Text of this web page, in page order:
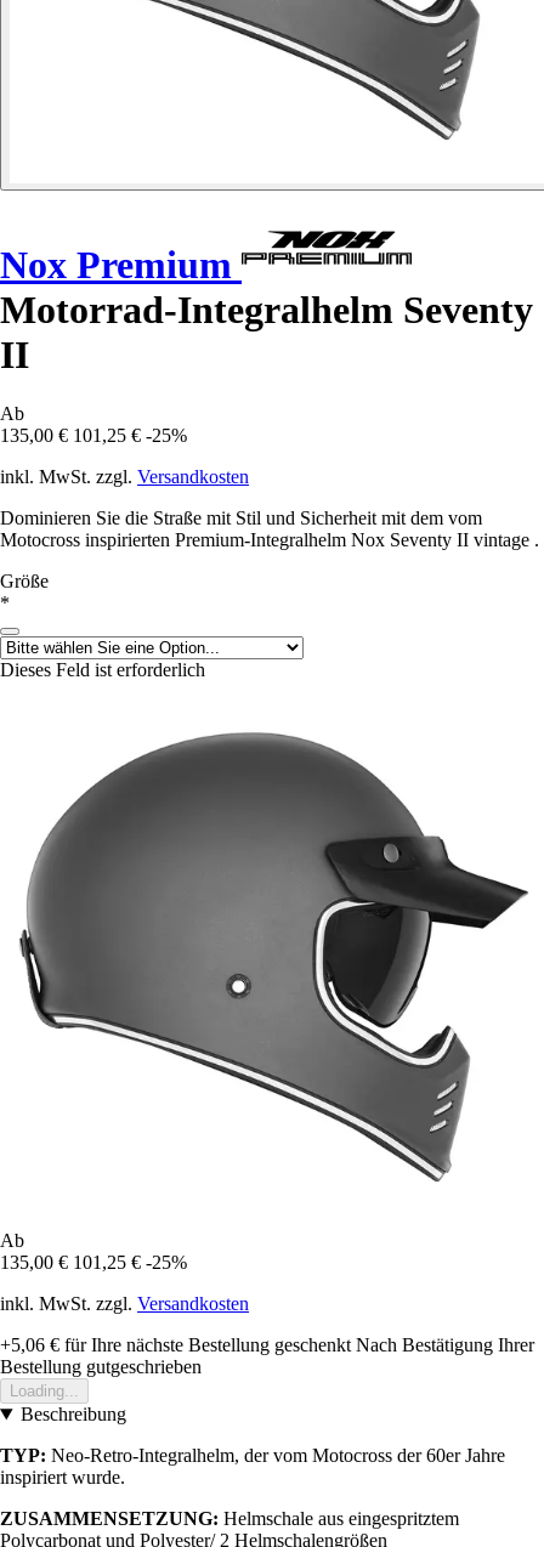
Nox Premium
Motorrad-Integralhelm Seventy
II
Ab
135,00 € 101,25 € -25%
inkl. MwSt. zzgl. Versandkosten
Dominieren Sie die Straße mit Stil und Sicherheit mit dem vom
Motocross inspirierten Premium-Integralhelm Nox Seventy II vintage .
Größe
*
Dieses Feld ist erforderlich
Ab
135,00 € 101,25 € -25%
inkl. MwSt. zzgl. Versandkosten
+5,06 € für Ihre nächste Bestellung geschenkt Nach Bestätigung Ihrer
Bestellung gutgeschrieben
Loading...
Beschreibung
TYP: Neo-Retro-Integralhelm, der vom Motocross der 60er Jahre
inspiriert wurde.
ZUSAMMENSETZUNG: Helmschale aus eingespritztem
Polycarbonat und Polyester/ 2 Helmschalengrößen